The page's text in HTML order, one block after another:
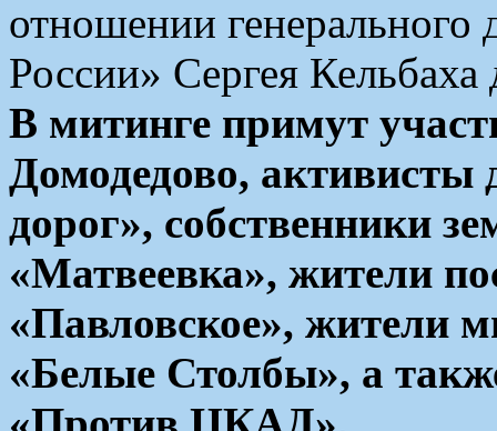
отношении
России» Сергея
В митинге примут
Домодедово,
дорог», собственники
«Матвеевка», жители
«Павловское», жители
«Белые Столбы», а